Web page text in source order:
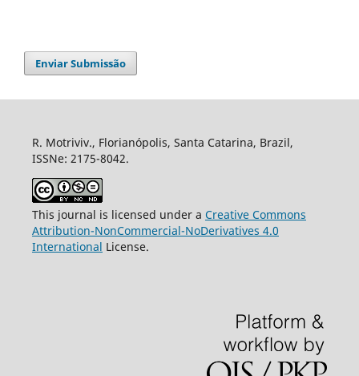
Enviar Submissão
R. Motriviv., Florianópolis, Santa Catarina, Brazil,
ISSNe: 2175-8042.
This journal is licensed under a Creative Commons
Attribution-NonCommercial-NoDerivatives 4.0
International License.